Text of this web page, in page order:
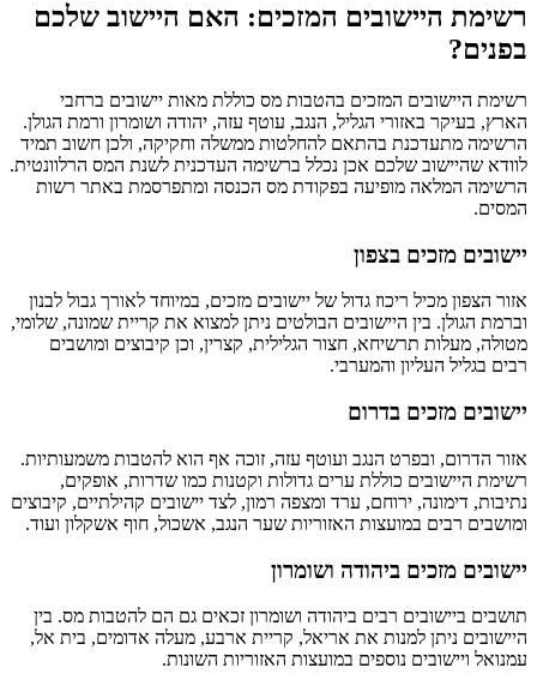
רשימת היישובים המזכים: האם היישוב שלכם
בפנים?
רשימת היישובים המזכים בהטבות מס כוללת מאות יישובים ברחבי
הארץ, בעיקר באזורי הגליל, הנגב, עוטף עזה, יהודה ושומרון ורמת הגולן.
הרשימה מתעדכנת בהתאם להחלטות ממשלה וחקיקה, ולכן חשוב תמיד
לוודא שהיישוב שלכם אכן נכלל ברשימה העדכנית לשנת המס הרלוונטית.
הרשימה המלאה מופיעה בפקודת מס הכנסה ומתפרסמת באתר רשות
המסים.
יישובים מזכים בצפון
אזור הצפון מכיל ריכוז גדול של יישובים מזכים, במיוחד לאורך גבול לבנון
וברמת הגולן. בין היישובים הבולטים ניתן למצוא את קריית שמונה, שלומי,
מטולה, מעלות תרשיחא, חצור הגלילית, קצרין, וכן קיבוצים ומושבים
רבים בגליל העליון והמערבי.
יישובים מזכים בדרום
אזור הדרום, ובפרט הנגב ועוטף עזה, זוכה אף הוא להטבות משמעותיות.
רשימת היישובים כוללת ערים גדולות וקטנות כמו שדרות, אופקים,
נתיבות, דימונה, ירוחם, ערד ומצפה רמון, לצד יישובים קהילתיים, קיבוצים
ומושבים רבים במועצות האזוריות שער הנגב, אשכול, חוף אשקלון ועוד.
יישובים מזכים ביהודה ושומרון
תושבים ביישובים רבים ביהודה ושומרון זכאים גם הם להטבות מס. בין
היישובים ניתן למנות את אריאל, קריית ארבע, מעלה אדומים, בית אל,
עמנואל ויישובים נוספים במועצות האזוריות השונות.